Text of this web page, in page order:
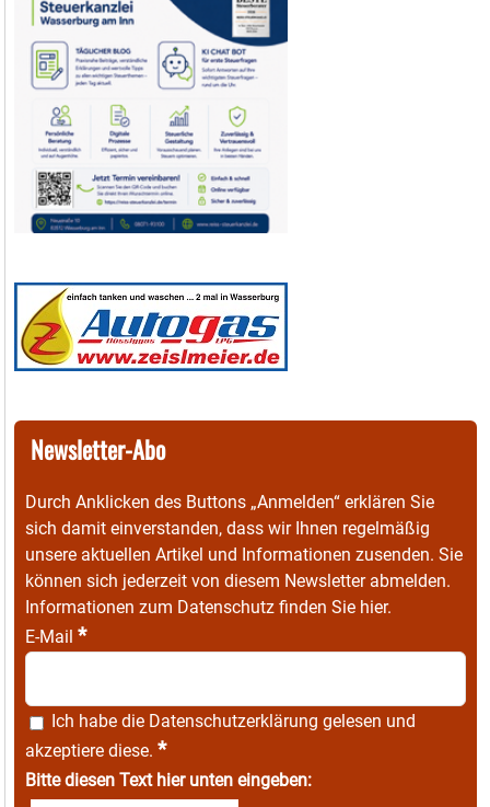
Newsletter-Abo
Durch Anklicken des Buttons „Anmelden“ erklären Sie
sich damit einverstanden, dass wir Ihnen regelmäßig
unsere aktuellen Artikel und Informationen zusenden. Sie
können sich jederzeit von diesem Newsletter abmelden.
Informationen zum Datenschutz finden Sie hier.
E-Mail *
Ich habe die Datenschutzerklärung gelesen und
akzeptiere diese. *
Bitte diesen Text hier unten eingeben: